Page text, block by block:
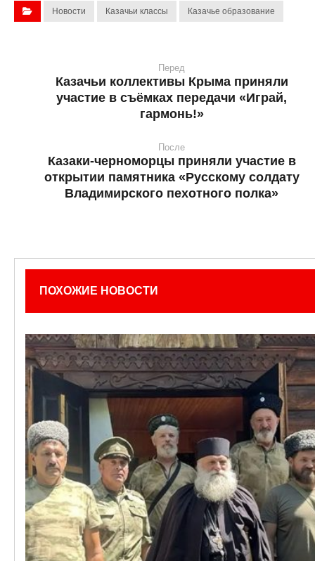
Новости Казачьи классы Казачье образование
Перед
Казачьи коллективы Крыма приняли
участие в съёмках передачи «Играй,
гармонь!»
После
Казаки-черноморцы приняли участие в
открытии памятника «Русскому солдату
Владимирского пехотного полка»
ПОХОЖИЕ НОВОСТИ